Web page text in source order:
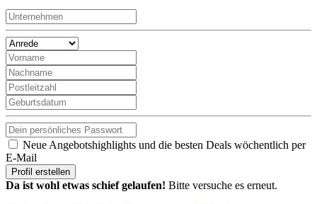
Neue Angebotshighlights und die besten Deals wöchentlich per
E-Mail
Profil erstellen
Da ist wohl etwas schief gelaufen! Bitte versuche es erneut.